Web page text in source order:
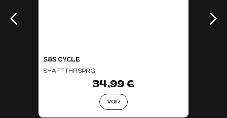
S&S CYCLE
SHAFT THR SPR G
34,99 €
VOIR